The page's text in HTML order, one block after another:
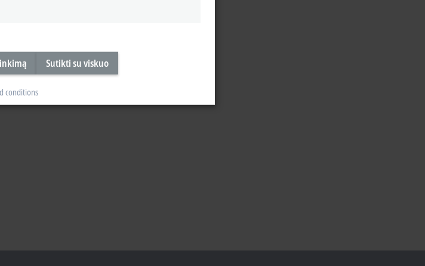
Sutikti su viskuo
conditions